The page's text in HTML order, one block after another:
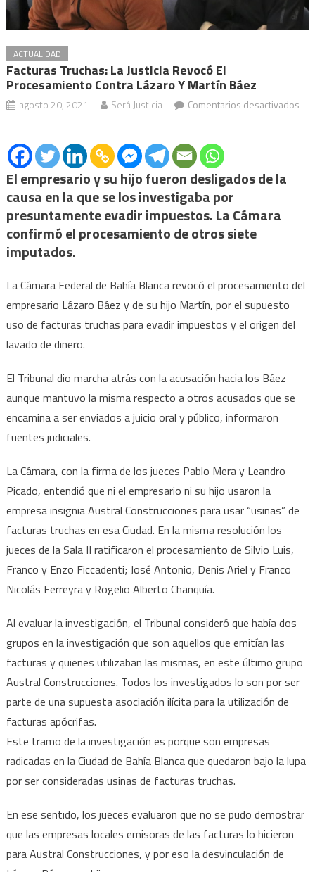
ACTUALIDAD
Facturas Truchas: La Justicia Revocó El
Procesamiento Contra Lázaro Y Martín Báez
agosto 20, 2021 Será Justicia
Comentarios desactivados
truchas:
la
Justicia
revocó
el
procesamiento
contra
Lázaro
Martín
Báez
El empresario y su hijo fueron desligados de la
causa en la que se los investigaba por
presuntamente evadir impuestos. La Cámara
confirmó el procesamiento de otros siete
imputados.
La Cámara Federal de Bahía Blanca revocó el procesamiento del
empresario Lázaro Báez y de su hijo Martín, por el supuesto
uso de facturas truchas para evadir impuestos y el origen del
lavado de dinero.
El Tribunal dio marcha atrás con la acusación hacia los Báez
aunque mantuvo la misma respecto a otros acusados que se
encamina a ser enviados a juicio oral y público, informaron
fuentes judiciales.
La Cámara, con la firma de los jueces Pablo Mera y Leandro
Picado, entendió que ni el empresario ni su hijo usaron la
empresa insignia Austral Construcciones para usar “usinas” de
facturas truchas en esa Ciudad. En la misma resolución los
jueces de la Sala II ratificaron el procesamiento de Silvio Luis,
Franco y Enzo Ficcadenti; José Antonio, Denis Ariel y Franco
Nicolás Ferreyra y Rogelio Alberto Chanquía.
Al evaluar la investigación, el Tribunal consideró que había dos
grupos en la investigación que son aquellos que emitían las
facturas y quienes utilizaban las mismas, en este último grupo
Austral Construcciones. Todos los investigados lo son por ser
parte de una supuesta asociación ilícita para la utilización de
facturas apócrifas.
Este tramo de la investigación es porque son empresas
radicadas en la Ciudad de Bahía Blanca que quedaron bajo la lupa
por ser consideradas usinas de facturas truchas.
En ese sentido, los jueces evaluaron que no se pudo demostrar
que las empresas locales emisoras de las facturas lo hicieron
para Austral Construcciones, y por eso la desvinculación de